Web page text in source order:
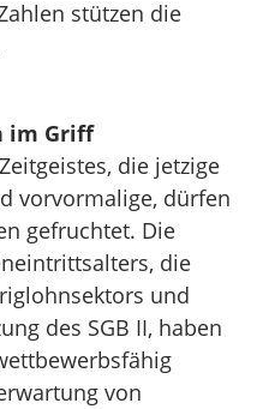
stützen die
im Griff
die jetzige
vorvormalige, dürfen
gefruchtet. Die
die
und
des SGB II, haben
von